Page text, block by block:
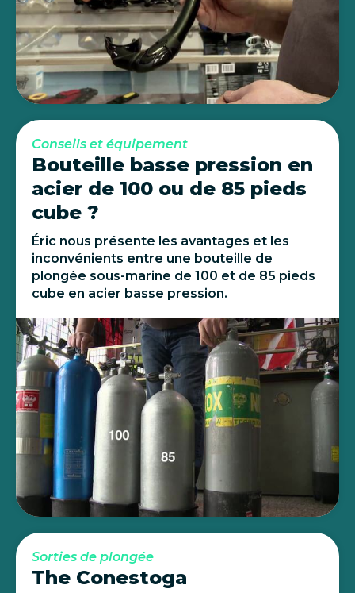
Conseils et équipement
Bouteille basse pression en
acier de 100 ou de 85 pieds
cube ?
Éric nous présente les avantages et les
inconvénients entre une bouteille de
plongée sous-marine de 100 et de 85 pieds
cube en acier basse pression.
Sorties de plongée
The Conestoga